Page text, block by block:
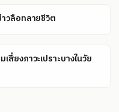
วลือทลายชีวิต
ยงภาวะเปราะบางในวัย